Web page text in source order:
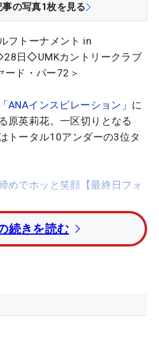
事の写真1枚を見る
フトーナメント in
日◇UMKカントリークラブ
ード・パー72＞
ANAインスピレーション 」に
原英莉花。一区切りとなる
トータル10アンダーの3位タ
めでホッと笑顔【最終日フォ
ゴルフで2バーディを奪うも3
いを入れてきたというのもあ
てやる」と気合いをもう一度
続きを読む